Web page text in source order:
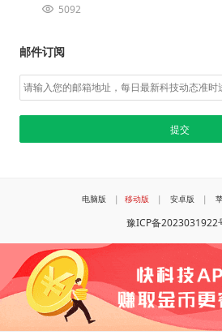
5092
邮件订阅
电脑版 | 移动版 | 安卓版 |
豫ICP备2023031922